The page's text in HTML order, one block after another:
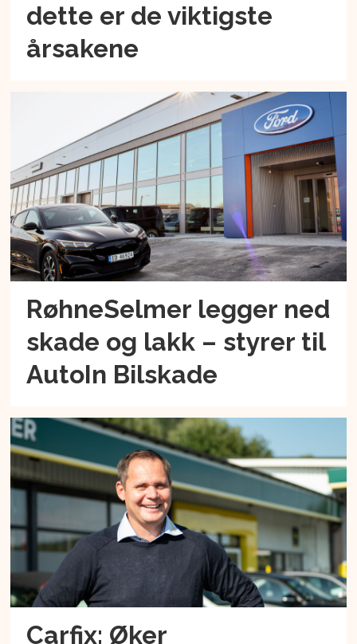
dette er de viktigste
årsakene
RøhneSelmer legger ned
skade og lakk – styrer til
AutoIn Bilskade
Carfix: Øker